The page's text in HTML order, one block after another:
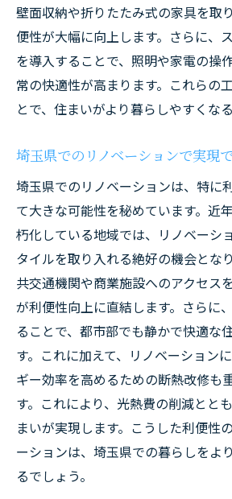
壁面収納や折りたたみ式の家具を取
便性が大幅に向上します。さらに、
を導入することで、照明や家電の操
常の快適性が高まります。これらの
とで、住まいがより暮らしやすくなる
埼玉県でのリノベーションで実現
埼玉県でのリノベーションは、特に
て大きな可能性を秘めています。近
朽化している地域では、リノベーシ
タイルを取り入れる絶好の機会とな
共交通機関や商業施設へのアクセス
が利便性向上に直結します。さらに
ることで、都市部でも静かで快適な
す。これに加えて、リノベーション
ギー効率を高めるための断熱改修も
す。これにより、光熱費の削減とと
まいが実現します。こうした利便性
ーションは、埼玉県での暮らしをよ
るでしょう。